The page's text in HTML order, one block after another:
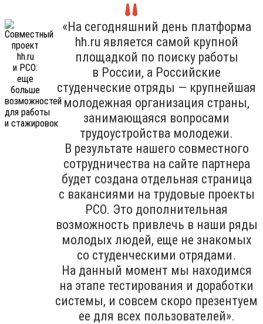
«На сегодняшний день платформа
hh.ru является самой крупной
площадкой по поиску работы
в России, а Российские
студенческие отряды — крупнейшая
молодежная организация страны,
занимающаяся вопросами
трудоустройства молодежи.
В результате нашего совместного
сотрудничества на сайте партнера
будет создана отдельная страница
с вакансиями на трудовые проекты
РСО. Это дополнительная
возможность привлечь в наши ряды
молодых людей, еще не знакомых
со студенческими отрядами.
На данный момент мы находимся
на этапе тестирования и доработки
системы, и совсем скоро презентуем
ее для всех пользователей».